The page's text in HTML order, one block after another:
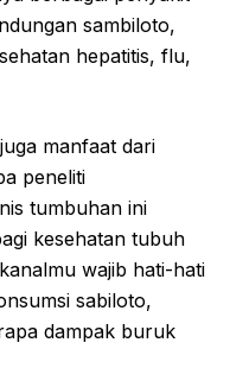
sambiloto,
hepatitis, flu,
manfaat dari
peneliti
tumbuhan ini
kesehatan tubuh
wajib hati-hati
sabiloto,
dampak buruk